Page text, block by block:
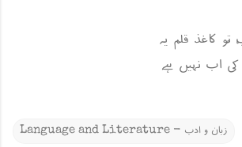
کاغذ قلم یہ
کی اب نہیں ہے
Language and Literature - زبان و ادب